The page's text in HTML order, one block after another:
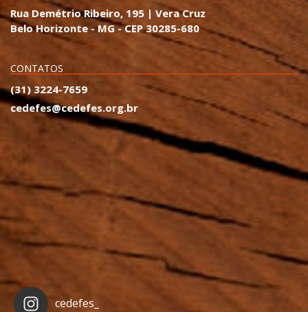
Rua Demétrio Ribeiro, 195 | Vera Cruz
Belo Horizonte - MG - CEP 30285-680
CONTATOS
(31) 3224-7659
cedefes@cedefes.org.br
cedefes_